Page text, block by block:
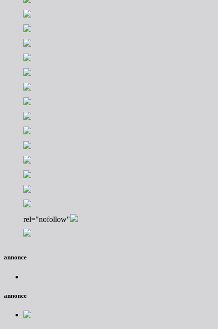
rel="nofollow"
annonce
annonce